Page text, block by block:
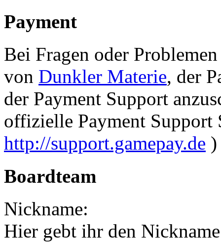
Payment
Bei Fragen oder
von Dunkler Materie, der
der Payment Support
offizielle Payment Support
http://support.gamepay.de )
Boardteam
Nickname:
Hier gebt ihr den